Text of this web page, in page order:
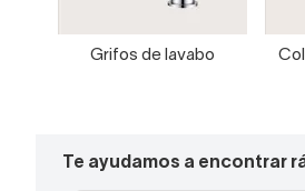
Grifos de lavabo
Te ayudamos a encontrar